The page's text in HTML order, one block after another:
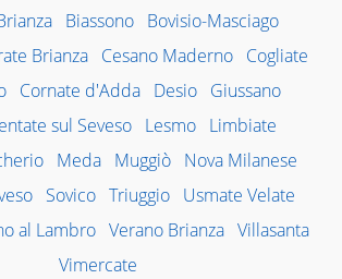
Biassono Bovisio-Masciago
Brianza Cesano Maderno Cogliate
Cornate d'Adda Desio
Giussano
sul Seveso Lesmo Limbiate
Meda Muggiò
Nova Milanese
Sovico Triuggio Usmate Velate
al Lambro Verano Brianza Villasanta
Vimercate